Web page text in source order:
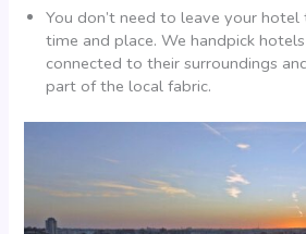
You don’t need to leave your
time and place. We handpick
connected to their surroundings
part of the local fabric.